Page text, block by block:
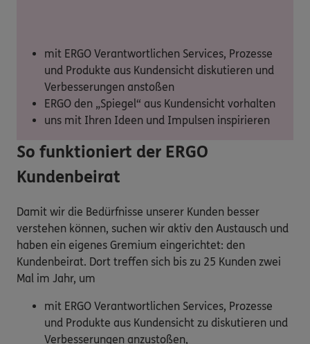
mit ERGO Verantwortlichen Services, Prozesse
und Produkte aus Kundensicht diskutieren und
Verbesserungen anstoßen
ERGO den „Spiegel“ aus Kundensicht vorhalten
uns mit Ihren Ideen und Impulsen inspirieren
So funktioniert der ERGO
Kundenbeirat
Damit wir die Bedürfnisse unserer Kunden besser
verstehen können, suchen wir aktiv den Austausch und
haben ein eigenes Gremium eingerichtet: den
Kundenbeirat. Dort treffen sich bis zu 25 Kunden zwei
Mal im Jahr, um
mit ERGO Verantwortlichen Services, Prozesse
und Produkte aus Kundensicht zu diskutieren und
Verbesserungen anzustoßen,